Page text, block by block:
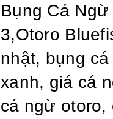
Bụng Cá
3,Otoro
nhật, bụng
xanh, giá cá
cá ngừ otoro,